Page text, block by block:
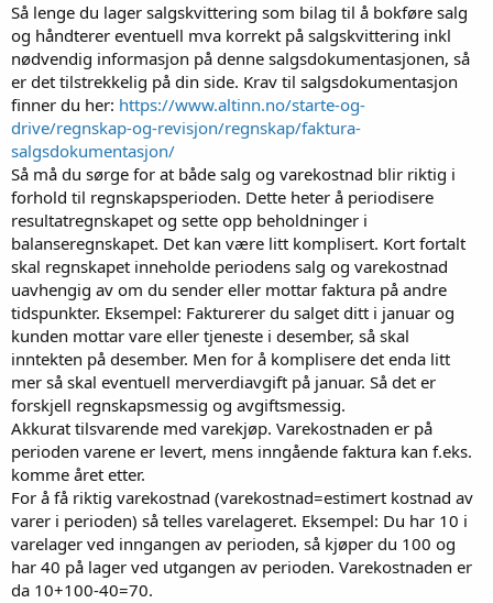
Så lenge du lager salgskvittering som bilag til å bokføre salg
og håndterer eventuell mva korrekt på salgskvittering inkl
nødvendig informasjon på denne salgsdokumentasjonen, så
er det tilstrekkelig på din side. Krav til salgsdokumentasjon
finner du her: https://www.altinn.no/starte-og-
drive/regnskap-og-revisjon/regnskap/faktura-
salgsdokumentasjon/
Så må du sørge for at både salg og varekostnad blir riktig i
forhold til regnskapsperioden. Dette heter å periodisere
resultatregnskapet og sette opp beholdninger i
balanseregnskapet. Det kan være litt komplisert. Kort fortalt
skal regnskapet inneholde periodens salg og varekostnad
uavhengig av om du sender eller mottar faktura på andre
tidspunkter. Eksempel: Fakturerer du salget ditt i januar og
kunden mottar vare eller tjeneste i desember, så skal
inntekten på desember. Men for å komplisere det enda litt
mer så skal eventuell merverdiavgift på januar. Så det er
forskjell regnskapsmessig og avgiftsmessig.
Akkurat tilsvarende med varekjøp. Varekostnaden er på
perioden varene er levert, mens inngående faktura kan f.eks.
komme året etter.
For å få riktig varekostnad (varekostnad=estimert kostnad av
varer i perioden) så telles varelageret. Eksempel: Du har 10 i
varelager ved inngangen av perioden, så kjøper du 100 og
har 40 på lager ved utgangen av perioden. Varekostnaden er
da 10+100-40=70.